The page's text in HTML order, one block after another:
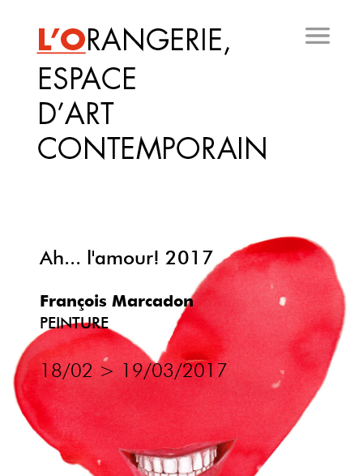
principal
Ah... l'amour! 2017
François Marcadon
PEINTURE
18/02 > 19/03/2017